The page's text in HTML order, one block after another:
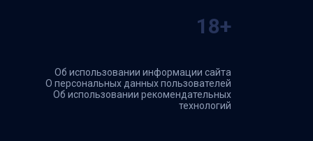
18+
Об использовании информации сайта
О персональных данных пользователей
Об использовании рекомендательных
технологий